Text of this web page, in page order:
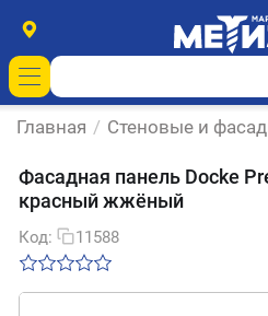
Главная / Стеновые и
Фасадная панель Docke
красный жжёный
Код: 11588